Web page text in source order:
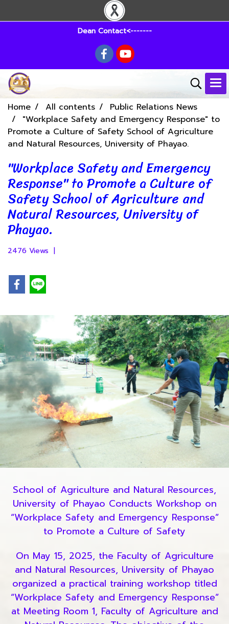
Dean Contact<-------
Home All contents
Public Relations News
"Workplace Safety and Emergency Response" to
Promote a Culture of Safety School of Agriculture
and Natural Resources, University of Phayao.
"Workplace Safety and Emergency
Response" to Promote a Culture of
Safety School of Agriculture and
Natural Resources, University of
Phayao.
2476 Views |
School of Agriculture and Natural Resources,
University of Phayao Conducts Workshop on
“Workplace Safety and Emergency Response”
to Promote a Culture of Safety
On May 15, 2025, the Faculty of Agriculture
and Natural Resources, University of Phayao
organized a practical training workshop titled
“Workplace Safety and Emergency Response”
at Meeting Room 1, Faculty of Agriculture and